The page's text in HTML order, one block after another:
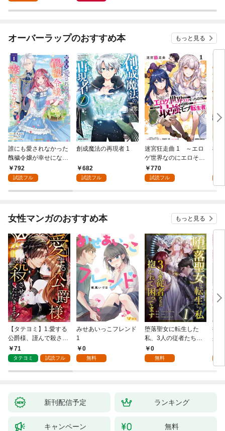
オーバーラップのおすすめ本 もっと見る
誰にも愛されなかった
醜穢令嬢が幸せになる
まで 1
792
試読フル
創成魔法の再現者 1
682
試読フル
迷宮狂走曲 1 ～エロ
ゲ世界なのにエロそっ
ちのけでひたすら最強
を目指すモブ転生者～
770
試読フル
8歳
女性マンガのおすすめ本 もっと見る
【タテヨミ】1.愛する
公爵様、謹んで殺させ
ていただきます！
71
タテヨミ 試読フル
みせあいっこフレンド
1
0
無料
堕落聖女に転生した
私、3人の従者たちに
抱かれて困ってます 第
1話
0
無料
授
身
新刊配信予定 ランキング
キャンペーン 無料